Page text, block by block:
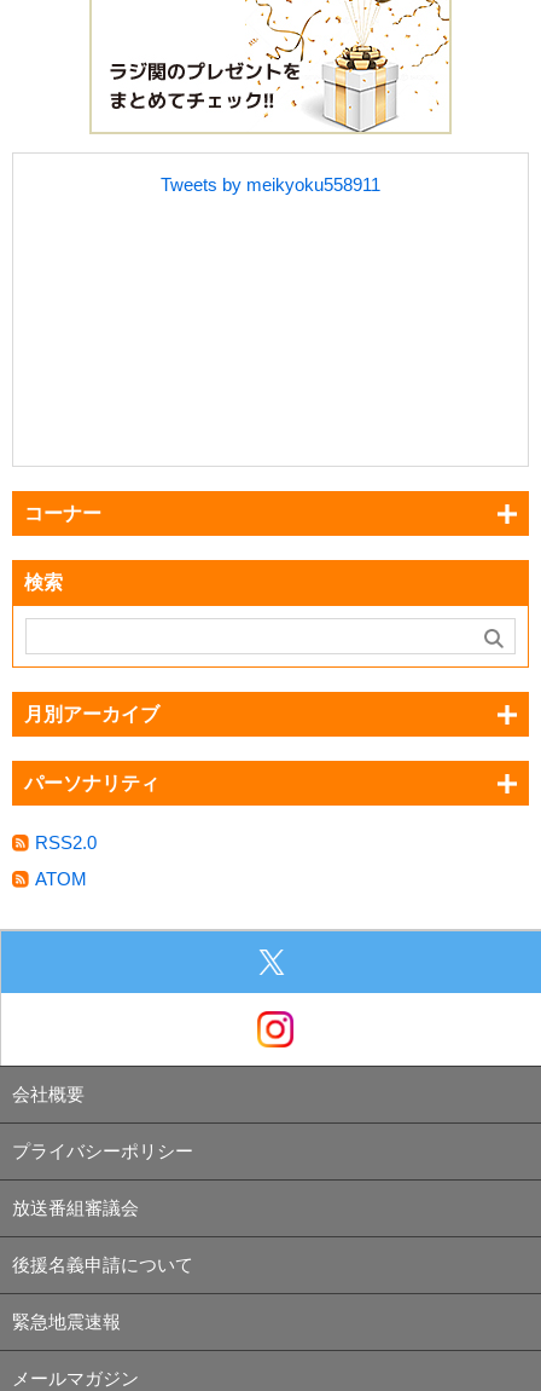
Tweets by meikyoku558911
コーナー
検索
月別アーカイブ
パーソナリティ
RSS2.0
ATOM
会社概要
プライバシーポリシー
放送番組審議会
後援名義申請について
緊急地震速報
メールマガジン